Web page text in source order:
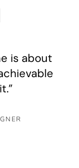
is about
R